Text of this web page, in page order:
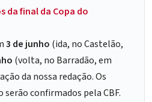
da final da Copa do
3 de junho (ida, no Castelão,
(volta, no Barradão, em
da nossa redação. Os
confirmados pela CBF.